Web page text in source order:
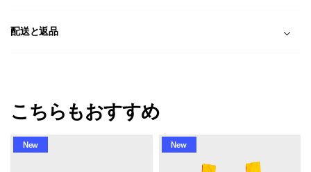
配送と返品
こちらもおすすめ
New New